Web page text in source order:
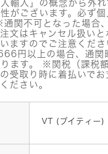
輸入」の概念から外
がございます。必ず
関不可となった場合
文はキャンセル扱い
ますのでご注意くだ
円以上の場合、通関
ます。 ※関税（課税
受取り時に着払いで
ださい。
VT (ブイティー)